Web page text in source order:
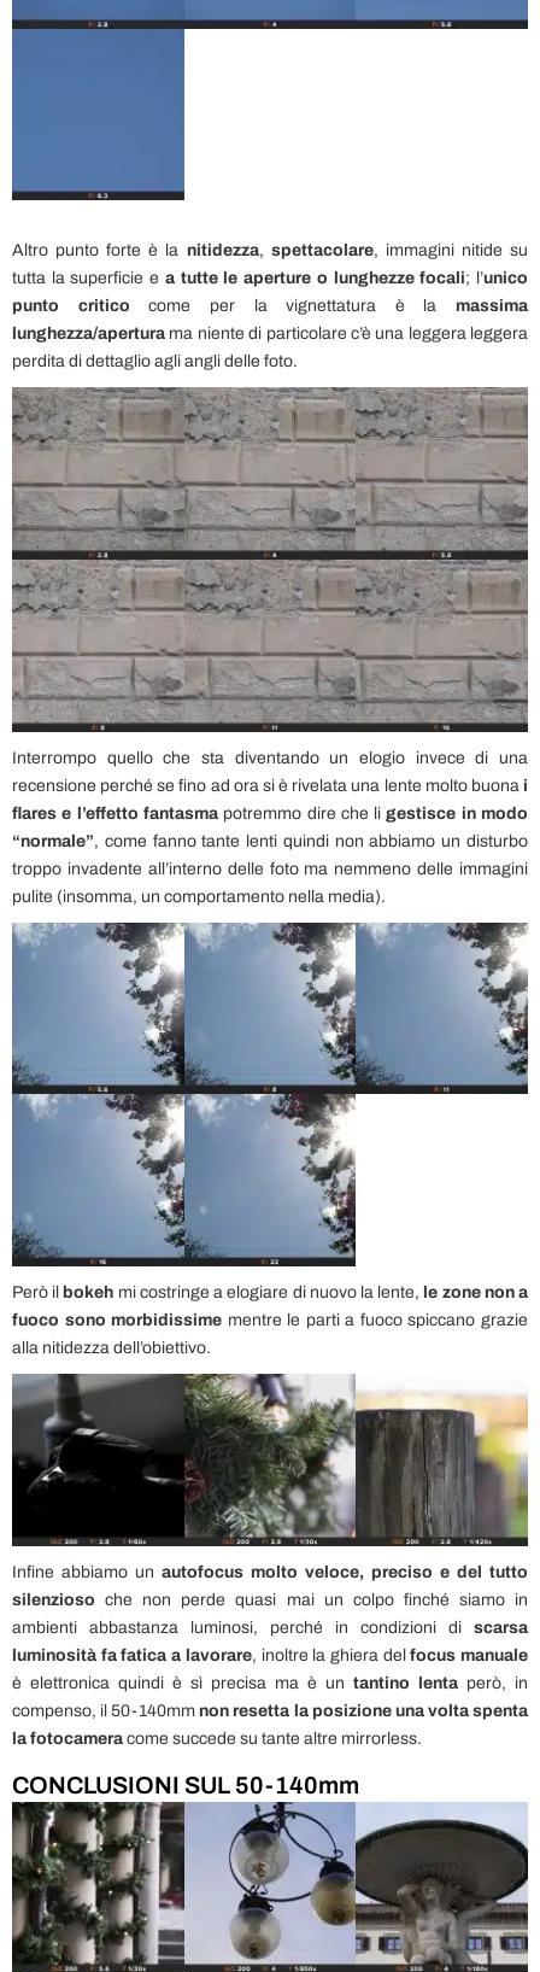
Altro punto forte è la nitidezza, spettacolare, immagini nitide su
tutta la superficie e a tutte le aperture o lunghezze focali; l’unico
punto critico come per la vignettatura è la massima
lunghezza/apertura ma niente di particolare c’è una leggera leggera
perdita di dettaglio agli angli delle foto.
Interrompo quello che sta diventando un elogio invece di una
recensione perché se fino ad ora si è rivelata una lente molto buona i
flares e l’effetto fantasmapotremmo dire che ligestisce in modo
“normale”, come fanno tante lenti quindi non abbiamo un disturbo
troppo invadente all’interno delle foto ma nemmeno delle immagini
pulite (insomma, un comportamento nella media).
Però il bokeh mi costringe a elogiare di nuovo la lente, le zone non a
fuoco sono morbidissime mentre le parti a fuoco spiccano grazie
alla nitidezza dell’obiettivo.
Infine abbiamo un autofocus molto veloce, preciso e del tutto
silenzioso che non perde quasi mai un colpo finché siamo in
ambienti abbastanza luminosi, perché in condizioni di scarsa
luminosità fa fatica a lavorare, inoltre la ghiera delfocus manuale
è elettronica quindi è sì precisa ma è un tantino lenta però, in
compenso, il 50-140mm non resetta la posizione una volta spenta
la fotocamera come succede su tante altre mirrorless.
CONCLUSIONI SUL 50-140mm